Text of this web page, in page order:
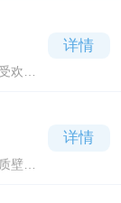
形式
可以
欢迎
腻的
是场
详情
壁纸
壁纸
详情